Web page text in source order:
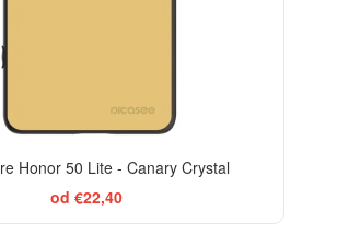
Honor 50 Lite - Canary Crystal
od €22,40